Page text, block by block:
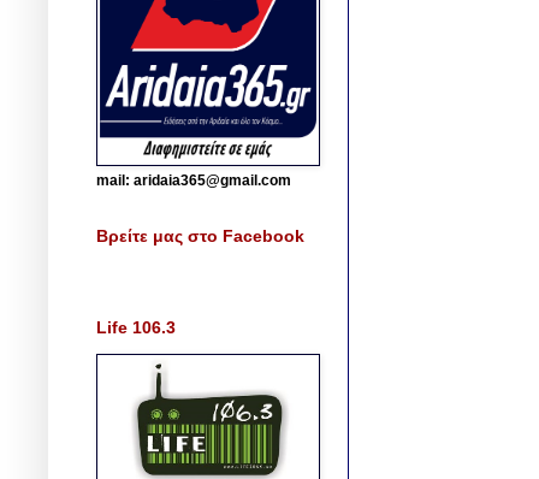
mail: aridaia365@gmail.com
Βρείτε μας στο Facebook
Life 106.3